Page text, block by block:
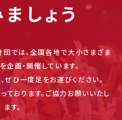
しょう
では、全国各地で大小さまざま
企画・開催しています。
ぜひ一度足をお運びください。
ております。ご協力お願いいたし
ます。